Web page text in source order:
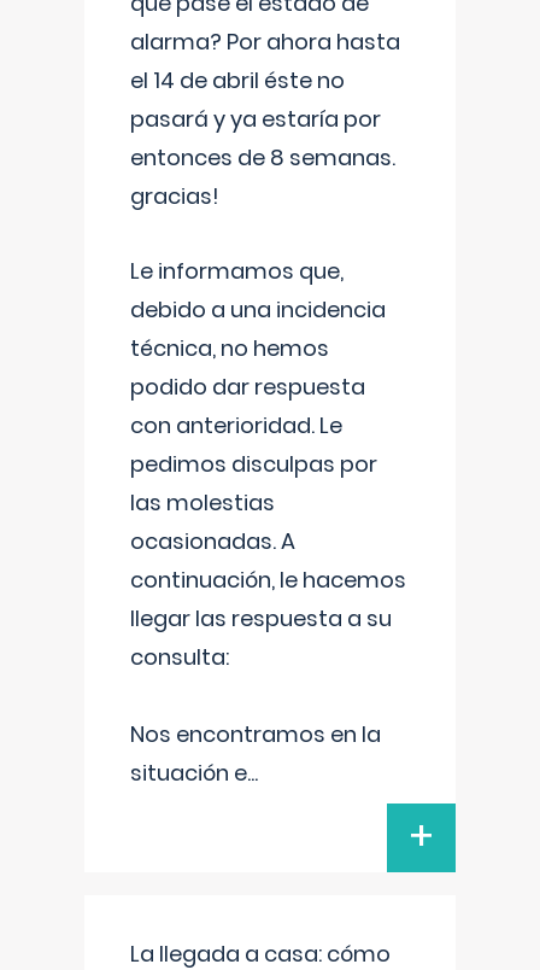
alarma? Por ahora hasta
el 14 de abril éste no
pasará y ya estaría por
entonces de 8 semanas.
gracias!
Le informamos que,
debido a una incidencia
técnica, no hemos
podido dar respuesta
con anterioridad. Le
pedimos disculpas por
las molestias
ocasionadas. A
continuación, le hacemos
llegar las respuesta a su
consulta:
Nos encontramos en la
situación e...
+
La llegada a casa: cómo